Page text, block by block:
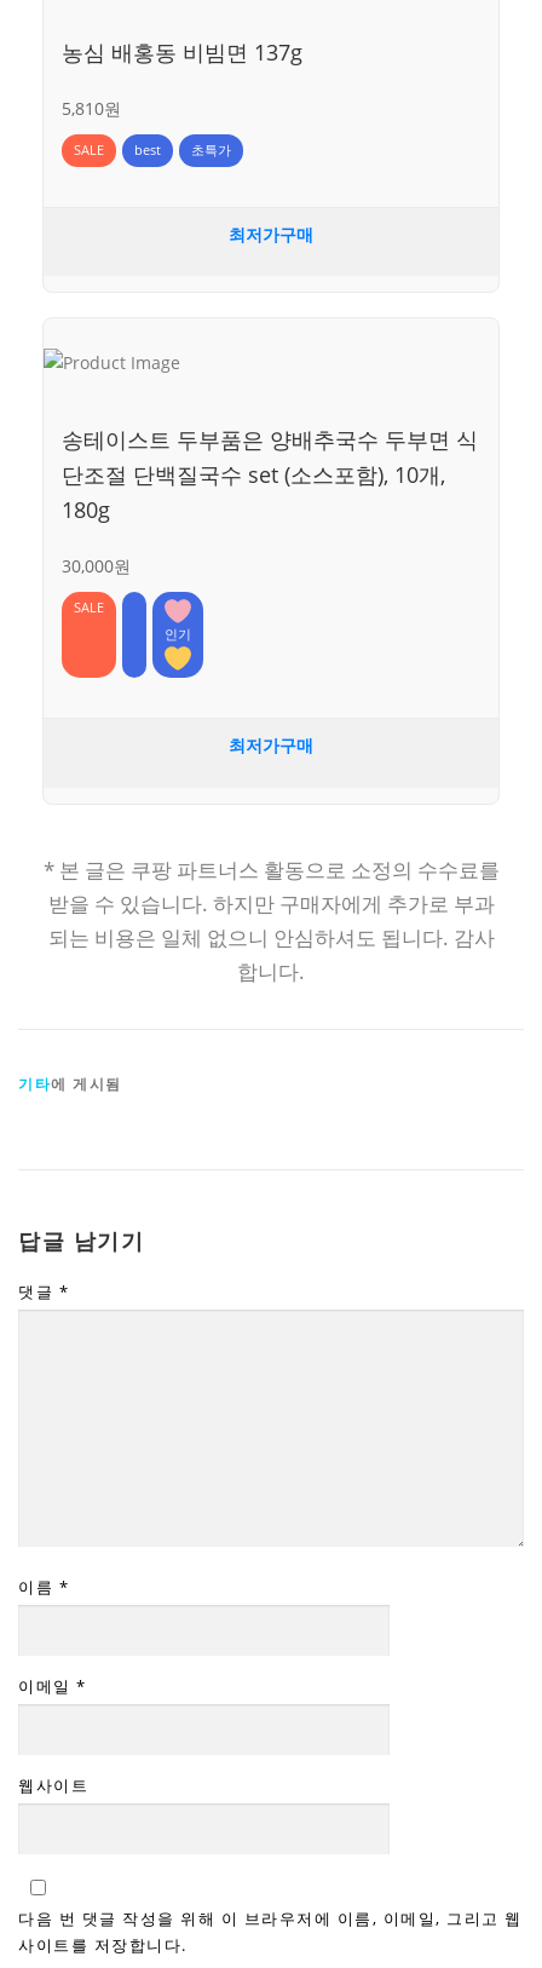
농심 배홍동 비빔면 137g
5,810원
SALE best 초특가
최저가구매
송테이스트 두부품은 양배추국수 두부면 식
단조절 단백질국수 set (소스포함), 10개,
180g
30,000원
SALE
인기
최저가구매
* 본 글은 쿠팡 파트너스 활동으로 소정의 수수료를
받을 수 있습니다. 하지만 구매자에게 추가로 부과
되는 비용은 일체 없으니 안심하셔도 됩니다. 감사
합니다.
기타에 게시됨
답글 남기기
댓글 *
이름 *
이메일 *
웹사이트
다음 번 댓글 작성을 위해 이 브라우저에 이름, 이메일, 그리고 웹
사이트를 저장합니다.